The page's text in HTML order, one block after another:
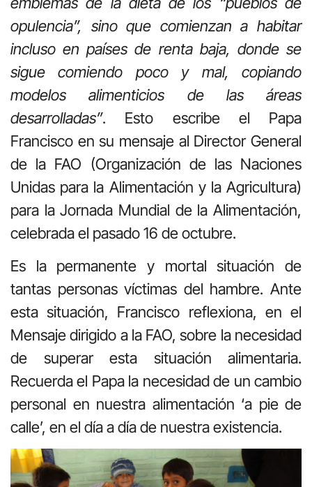
opulencia”, sino que comienzan a habitar
incluso en países de renta baja, donde se
sigue comiendo poco y mal, copiando
modelos alimenticios de las áreas
desarrolladas”. Esto escribe el Papa
Francisco en su mensaje al Director General
de la FAO (Organización de las Naciones
Unidas para la Alimentación y la Agricultura)
para la Jornada Mundial de la Alimentación,
celebrada el pasado 16 de octubre.
Es la permanente y mortal situación de
tantas personas víctimas del hambre. Ante
esta situación, Francisco reflexiona, en el
Mensaje dirigido a la FAO, sobre la necesidad
de superar esta situación alimentaria.
Recuerda el Papa la necesidad de un cambio
personal en nuestra alimentación ‘a pie de
calle’, en el día a día de nuestra existencia.